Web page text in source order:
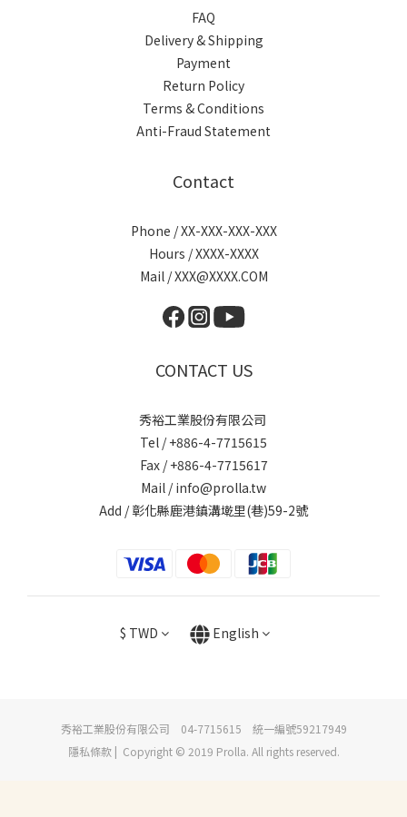
FAQ
Delivery & Shipping
Payment
Return Policy
Terms & Conditions
Anti-Fraud Statement
Contact
Phone / XX-XXX-XXX-XXX
Hours / XXXX-XXXX
Mail / XXX@XXXX.COM
CONTACT US
秀裕工業股份有限公司
Tel / +886-4-7715615
Fax / +886-4-7715617
Mail / info@prolla.tw
Add / 彰化縣鹿港鎮溝墘里(巷)59-2號
$ TWD English
秀裕工業股份有限公司 04-7715615 統一編號59217949
隱私條款 | Copyright © 2019 Prolla. All rights reserved.